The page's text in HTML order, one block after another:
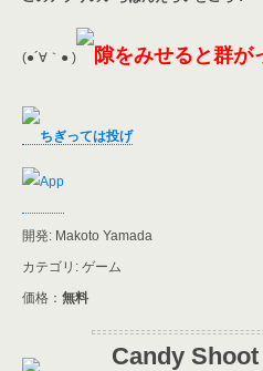
(●´∀｀● ) 隙をみせると群が
ちぎっては投げ
開発: Makoto Yamada
カテゴリ: ゲーム
価格： 無料
Candy Shoot